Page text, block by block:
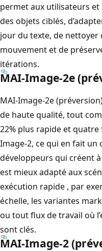
permet aux utilisateurs
des objets ciblés,
jour du texte, de nettoyer
mouvement et de
itérations.
MAI-Image-2e
MAI-Image-2e
de haute qualité, tout
22% plus rapide et
Image-2, ce qui en fait
développeurs qui créent
est mieux adapté aux
exécution rapide , par
échelle, les variantes
ou tout flux de travail où
sont clés.
MAI-Image-2